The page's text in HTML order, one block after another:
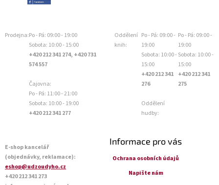
Prodejna:Po - Pá: 09:00 - 19:00
Sobota: 10:00 - 15:00
+420 212 341 274, +420 731
574 557
Čajovna:
Po - Pá: 11:00 - 21:00
Sobota: 10:00 - 19:00
+420 212 341 277
Oddělení
knih:
Po - Pá: 09:00 -
19:00
Sobota: 10:00 -
15:00
+420 212 341
276
Oddělení
hudby:
Po - Pá: 09:00 -
19:00
Sobota: 10:00 -
15:00
+420 212 341
275
E-shop kancelář
(objednávky, reklamace):
eshop@udzoudyho.cz
+420 212 341 273
Informace pro vás
Ochrana osobních údajů
Napište nám